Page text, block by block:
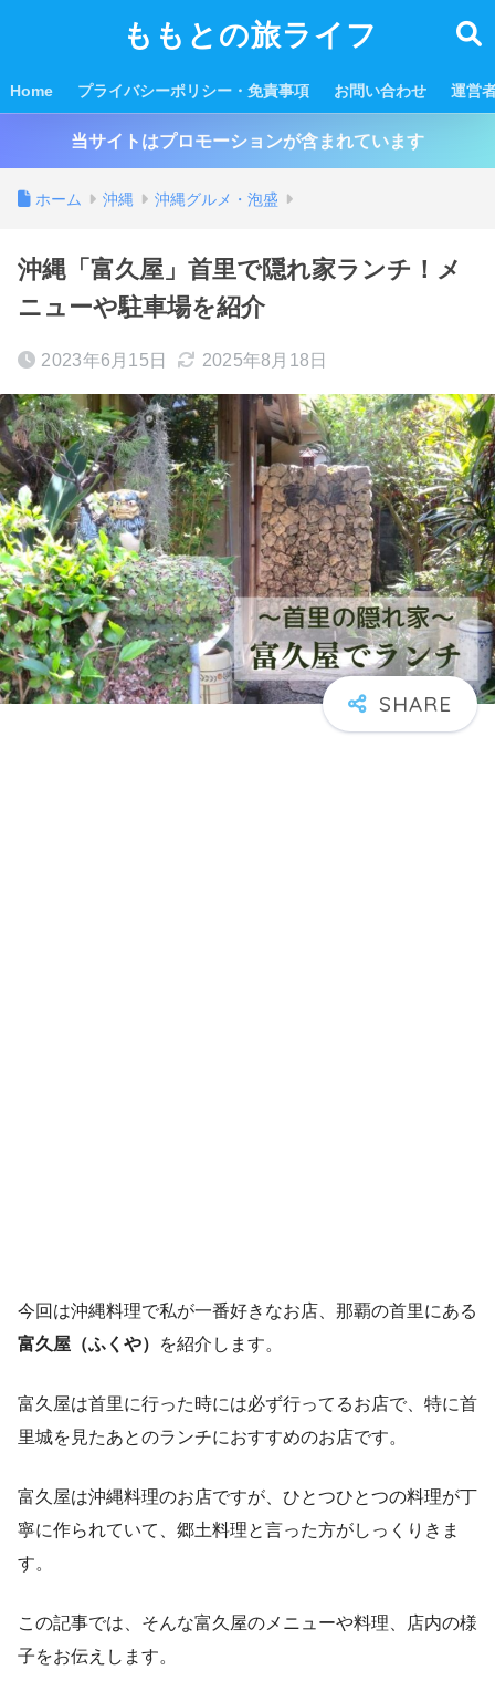
ももとの旅ライフ
Home プライバシーポリシー・免責事項 お問い合わせ 運営
当サイトはプロモーションが含まれています
ホーム 沖縄 沖縄グルメ・泡盛
沖縄「富久屋」首里で隠れ家ランチ！メ
ニューや駐車場を紹介
2023年6月15日 2025年8月18日
今回は沖縄料理で私が一番好きなお店、那覇の首里にある
富久屋（ふくや）
を紹介します。
富久屋は首里に行った時には必ず行ってるお店で、特に首
里城を見たあとのランチにおすすめのお店です。
富久屋は沖縄料理のお店ですが、ひとつひとつの料理が丁
寧に作られていて、郷土料理と言った方がしっくりきま
す。
この記事では、そんな富久屋のメニューや料理、店内の様
子をお伝えします。